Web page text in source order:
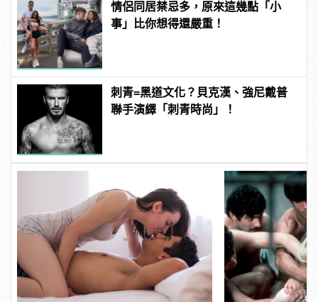
情侶同居禁忌多，原來這幾點「小
事」比你想得還嚴重！
刺青=黑道文化？貝克漢、強尼戴普
聯手演繹「刺青時尚」！